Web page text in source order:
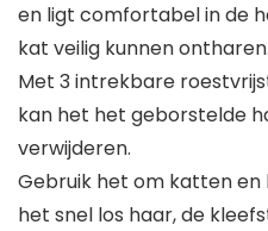
en ligt comfortabel in de
kat veilig kunnen ontharen.
Met 3 intrekbare
kan het het geborstelde
verwijderen.
Gebruik het om katten
het snel los haar, de